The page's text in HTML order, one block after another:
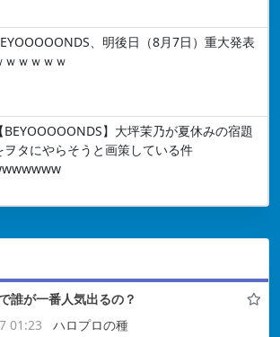
、明後日（8月7日）重大発表
ｗｗｗｗｗ
【BEYOOOOONDS】大坪茉乃が夏休みの宿題
ヲタにやらそうと画策している件
誰が一番人気出るの？
01:23
ハロプロの種